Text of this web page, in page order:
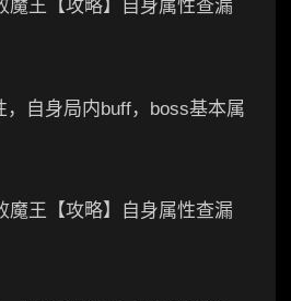
，自身局内buff，boss基本属